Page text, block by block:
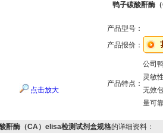
鸭子碳酸酐酶
点击放大
产品型号：
产品报价：
产品特点：
公司
灵敏
无效
量可靠
酐酶（CA）elisa检测试剂盒规格的详细资料：